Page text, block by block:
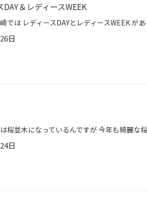
DAY＆レディースWEEK
日
日